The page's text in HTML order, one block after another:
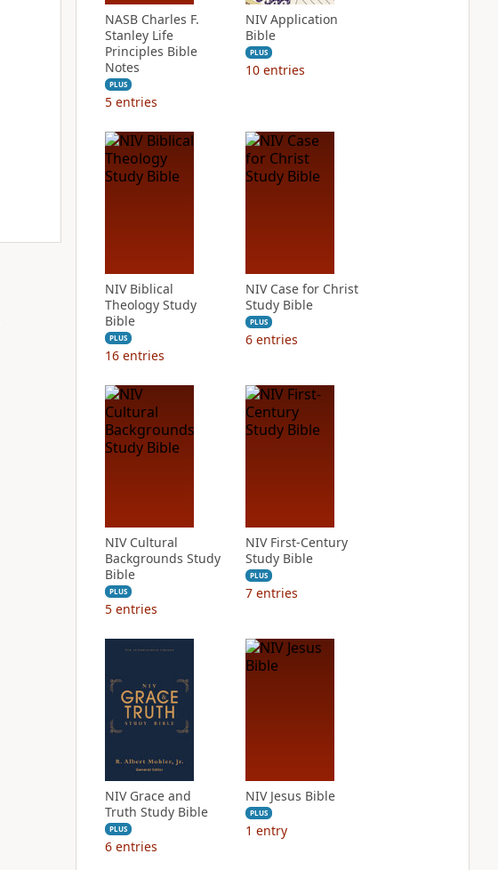
NASB Charles F.
Stanley Life
Principles Bible
Notes
PLUS
5 entries
NIV Application
Bible
PLUS
10 entries
NIV Biblical
Theology Study
Bible
PLUS
16 entries
NIV Case for Christ
Study Bible
PLUS
6 entries
NIV Cultural
Backgrounds Study
Bible
PLUS
5 entries
NIV First-Century
Study Bible
PLUS
7 entries
NIV Grace and
Truth Study Bible
PLUS
6 entries
NIV Jesus Bible
PLUS
1 entry